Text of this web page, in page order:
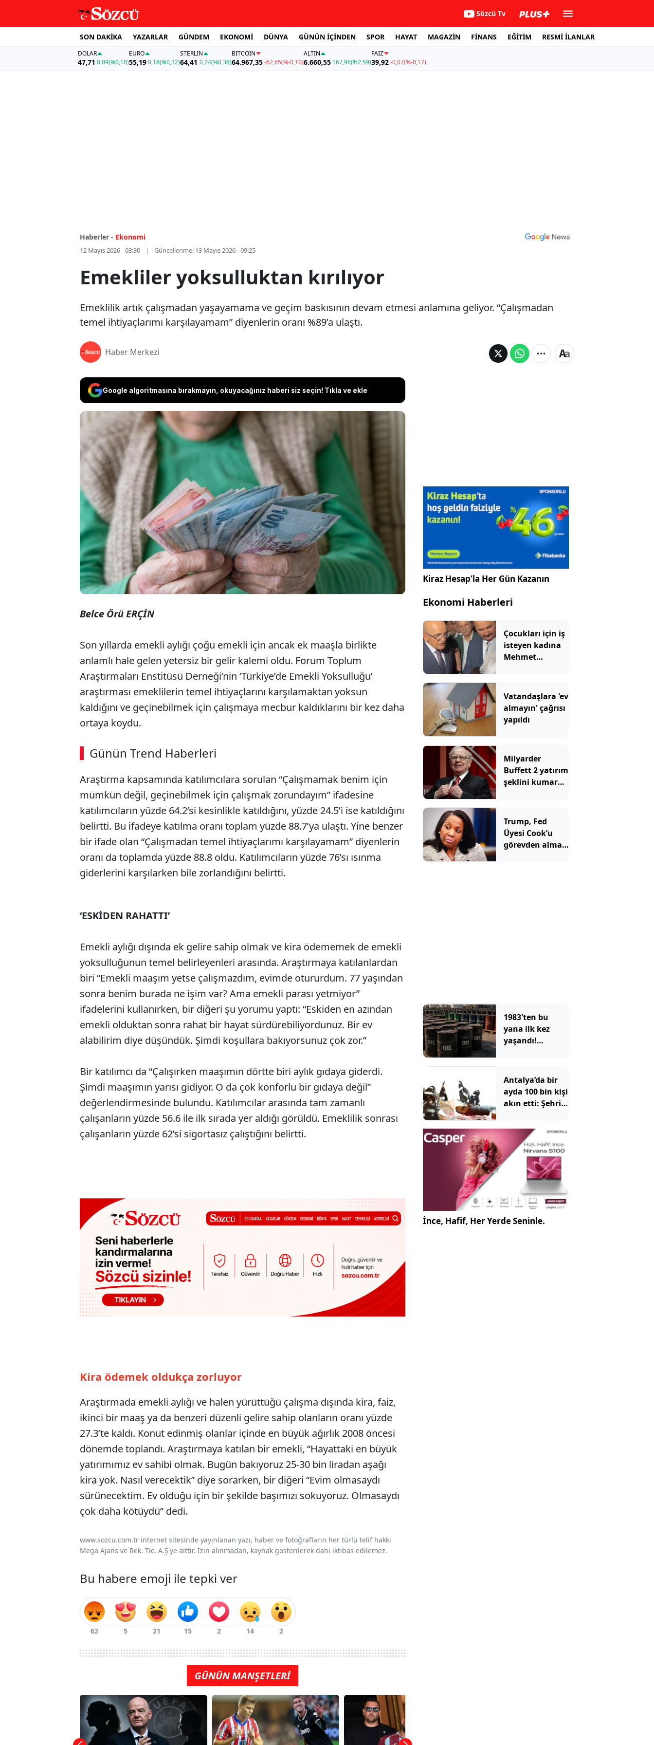
Sözcü Tv
SON DAKİKA YAZARLAR GÜNDEM EKONOMİ DÜNYA GÜNÜN İÇİNDEN SPOR HAYAT MAGAZİN FİNANS EĞİTİM RESMİ İLANLAR
DOLAR
47,71 0,09(%0,18)
EURO
55,19 0,18(%0,32)
STERLIN
64,41 0,24(%0,38)
BITCOIN
64.967,35-62,65(%-0,10)
ALTIN
6.660,55 167,96(%2,59)
FAİZ
39,92-0,07(%-0,17)
Haberler - Ekonomi
12 Mayıs 2026 - 03:30 Güncellenme: 13 Mayıs 2026 - 09:25
Emekliler yoksulluktan kırılıyor
Emeklilik artık çalışmadan yaşayamama ve geçim baskısının devam etmesi anlamına geliyor. “Çalışmadan
temel ihtiyaçlarımı karşılayamam” diyenlerin oranı %89’a ulaştı.
Haber Merkezi
Google algoritmasına bırakmayın, okuyacağınız haberi siz seçin! Tıkla ve ekle
Emeklilik artık çalışmadan yaşayamama ve geçim
baskısının devam etmesi anlamına geliyor. “Çalışmadan
temel ihtiyaçlarımı karşılayamam” diyenlerin oranı %89’a
ulaştı.
Belce Örü ERÇİN
Son yıllarda emekli aylığı çoğu emekli için ancak ek maaşla birlikte
anlamlı hale gelen yetersiz bir gelir kalemi oldu. Forum Toplum
Araştırmaları Enstitüsü Derneği’nin ‘Türkiye’de Emekli Yoksulluğu’
araştırması emeklilerin temel ihtiyaçlarını karşılamaktan yoksun
kaldığını ve geçinebilmek için çalışmaya mecbur kaldıklarını bir kez daha
ortaya koydu.
Günün Trend Haberleri
Araştırma kapsamında katılımcılara sorulan “Çalışmamak benim için
mümkün değil, geçinebilmek için çalışmak zorundayım” ifadesine
katılımcıların yüzde 64.2’si kesinlikle katıldığını, yüzde 24.5’i ise katıldığını
belirtti. Bu ifadeye katılma oranı toplam yüzde 88.7’ya ulaştı. Yine benzer
bir ifade olan “Çalışmadan temel ihtiyaçlarımı karşılayamam” diyenlerin
oranı da toplamda yüzde 88.8 oldu. Katılımcıların yüzde 76’sı ısınma
giderlerini karşılarken bile zorlandığını belirtti.
‘ESKİDEN RAHATTI’
Emekli aylığı dışında ek gelire sahip olmak ve kira ödememek de emekli
yoksulluğunun temel belirleyenleri arasında. Araştırmaya katılanlardan
biri “Emekli maaşım yetse çalışmazdım, evimde otururdum. 77 yaşından
sonra benim burada ne işim var? Ama emekli parası yetmiyor”
ifadelerini kullanırken, bir diğeri şu yorumu yaptı: “Eskiden en azından
emekli olduktan sonra rahat bir hayat sürdürebiliyordunuz. Bir ev
alabilirim diye düşündük. Şimdi koşullara bakıyorsunuz çok zor.”
Bir katılımcı da “Çalışırken maaşımın dörtte biri aylık gıdaya giderdi.
Şimdi maaşımın yarısı gidiyor. O da çok konforlu bir gıdaya değil”
değerlendirmesinde bulundu. Katılımcılar arasında tam zamanlı
çalışanların yüzde 56.6 ile ilk sırada yer aldığı görüldü. Emeklilik sonrası
çalışanların yüzde 62’si sigortasız çalıştığını belirtti.
Kira ödemek oldukça zorluyor
Araştırmada emekli aylığı ve halen yürüttüğü çalışma dışında kira, faiz,
ikinci bir maaş ya da benzeri düzenli gelire sahip olanların oranı yüzde
27.3’te kaldı. Konut edinmiş olanlar içinde en büyük ağırlık 2008 öncesi
dönemde toplandı. Araştırmaya katılan bir emekli, “Hayattaki en büyük
yatırımımız ev sahibi olmak. Bugün bakıyoruz 25-30 bin liradan aşağı
kira yok. Nasıl verecektik” diye sorarken, bir diğeri “Evim olmasaydı
sürünecektim. Ev olduğu için bir şekilde başımızı sokuyoruz. Olmasaydı
çok daha kötüydü” dedi.
www.sozcu.com.tr internet sitesinde yayınlanan yazı, haber ve fotoğrafların her türlü telif hakkı
Mega Ajans ve Rek. Tic. A.Ş'ye aittir. İzin alınmadan, kaynak gösterilerek dahi iktibas edilemez.
Bu habere emoji ile tepki ver
GÜNÜN MANŞETLERİ
Kiraz Hesap’la Her Gün Kazanın
Ekonomi Haberleri
Çocukları için iş
isteyen kadına
Mehmet
Vatandaşlara 'ev
almayın' çağrısı
yapıldı
Milyarder
Buffett 2 yatırım
şeklini kumara
aynı mesajı
verdi
Trump, Fed
Üyesi Cook’u
görevden alma
1983'ten bu
yana ilk kez
yaşandı!
eriyor
Antalya’da bir
ayda 100 bin kişi
akın etti: Şehrin
tropikal cennet
İnce, Hafif, Her Yerde Seninle.